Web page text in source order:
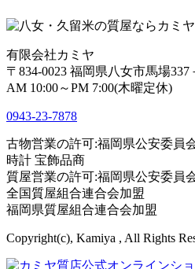
有限会社カミヤ
〒834-0023 福岡県八女市馬場337
AM 10:00～PM 7:00(木曜定休)
0943-23-7878
古物営業の許可:福岡県公安委員
時計 宝飾品商
質屋営業の許可:福岡県公安委員
全国質屋組合連合会加盟
福岡県質屋組合連合会加盟
Copyright(c), Kamiya , All Rights